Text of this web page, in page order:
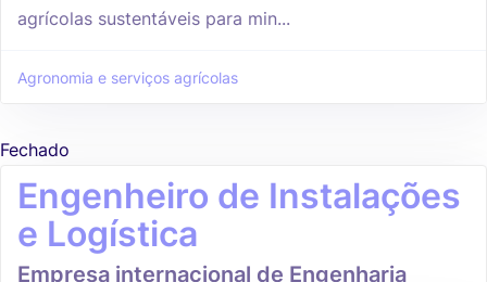
agrícolas sustentáveis para min...
Agronomia e serviços agrícolas
Fechado
Engenheiro de Instalações
e Logística
Empresa internacional de Engenharia